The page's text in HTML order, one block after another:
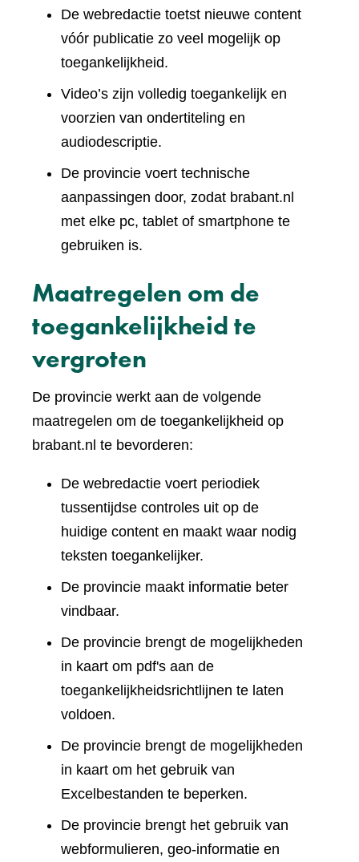
De webredactie toetst nieuwe content
vóór publicatie zo veel mogelijk op
toegankelijkheid.
Video’s zijn volledig toegankelijk en
voorzien van ondertiteling en
audiodescriptie.
De provincie voert technische
aanpassingen door, zodat brabant.nl
met elke pc, tablet of smartphone te
gebruiken is.
Maatregelen om de
toegankelijkheid te
vergroten
De provincie werkt aan de volgende
maatregelen om de toegankelijkheid op
brabant.nl te bevorderen:
De webredactie voert periodiek
tussentijdse controles uit op de
huidige content en maakt waar nodig
teksten toegankelijker.
De provincie maakt informatie beter
vindbaar.
De provincie brengt de mogelijkheden
in kaart om pdf's aan de
toegankelijkheidsrichtlijnen te laten
voldoen.
De provincie brengt de mogelijkheden
in kaart om het gebruik van
Excelbestanden te beperken.
De provincie brengt het gebruik van
webformulieren, geo-informatie en